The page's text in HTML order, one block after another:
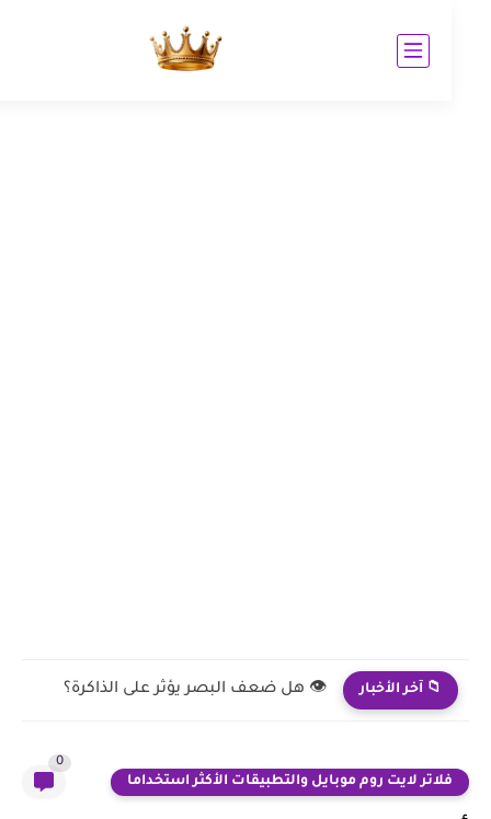
📁 آخر الأخبار ✅ 🌙 طرق طبيعية تساعد كبار السن على تقليل الأرق...
فلاتر لايت روم موبايل والتطبيقات الأكثر استخداما